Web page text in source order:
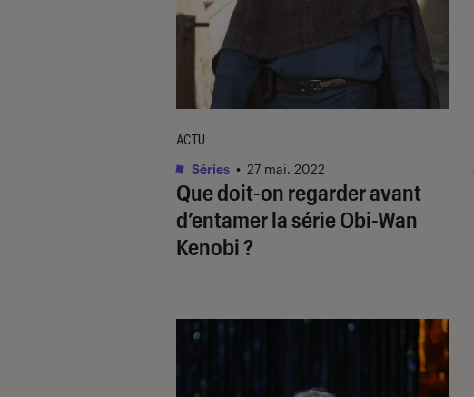
Que doit-on regarder avant
d’entamer la sérieObi-Wan
Kenobi?
ACTU
Séries • 27 mai. 2022